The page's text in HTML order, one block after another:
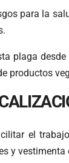
para la
plaga
productos
el
y vestimenta